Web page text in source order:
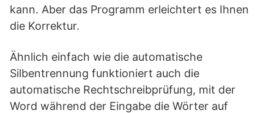
kann. Aber das Programm erleichtert es Ihnen
die Korrektur.
Ähnlich einfach wie die automatische
Silbentrennung funktioniert auch die
automatische Rechtschreibprüfung, mit der
Word während der Eingabe die Wörter auf